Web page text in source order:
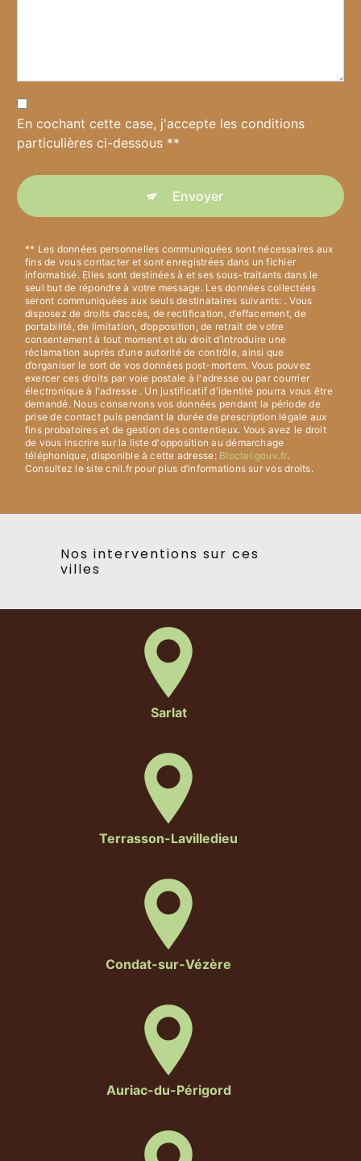
En cochant cette case, j'accepte les conditions
particulières ci-dessous **
Envoyer
** Les données personnelles communiquées sont nécessaires aux
fins de vous contacter et sont enregistrées dans un fichier
informatisé. Elles sont destinées à et ses sous-traitants dans le
seul but de répondre à votre message. Les données collectées
seront communiquées aux seuls destinataires suivants: . Vous
disposez de droits d’accès, de rectification, d’effacement, de
portabilité, de limitation, d’opposition, de retrait de votre
consentement à tout moment et du droit d’introduire une
réclamation auprès d’une autorité de contrôle, ainsi que
d’organiser le sort de vos données post-mortem. Vous pouvez
exercer ces droits par voie postale à l'adresse ou par courrier
électronique à l'adresse . Un justificatif d'identité pourra vous être
demandé. Nous conservons vos données pendant la période de
prise de contact puis pendant la durée de prescription légale aux
fins probatoires et de gestion des contentieux. Vous avez le droit
de vous inscrire sur la liste d'opposition au démarchage
téléphonique, disponible à cette adresse: Bloctel.gouv.fr.
Consultez le site cnil.fr pour plus d’informations sur vos droits.
Nos interventions sur ces
villes
Sarlat
Terrasson-Lavilledieu
Condat-sur-Vézère
Auriac-du-Périgord